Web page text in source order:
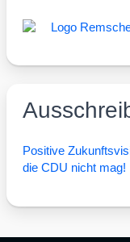
Posi­ti­ve
die CDU nicht mag!